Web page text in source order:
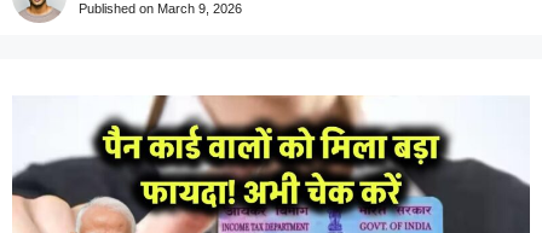
Published on March 9, 2026